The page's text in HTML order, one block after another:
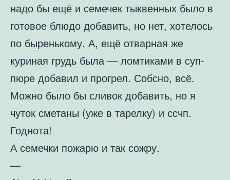
надо бы ещё и семечек тыквенных было в
готовое блюдо добавить, но нет, хотелось
по быренькому. А, ещё отварная же
куриная грудь была — ломтиками в суп-
пюре добавил и прогрел. Собсно, всё.
Можно было бы сливок добавить, но я
чуток сметаны (уже в тарелку) и ссчп.
Годнота!
А семечки пожарю и так сожру.
—